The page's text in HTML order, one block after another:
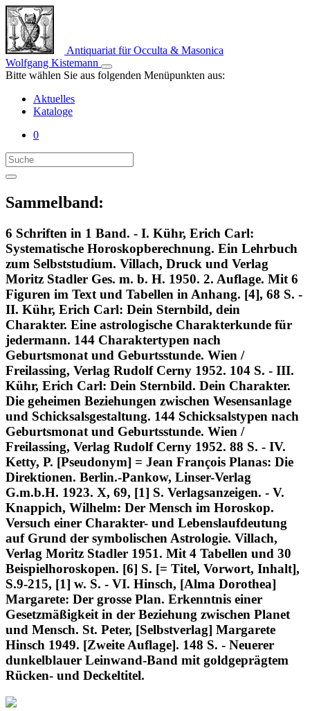
Antiquariat für Occulta & Masonica
Wolfgang Kistemann
Bitte wählen Sie aus folgenden Menüpunkten aus:
Aktuelles
Kataloge
0
Sammelband:
6 Schriften in 1 Band. - I. Kühr, Erich Carl:
Systematische Horoskopberechnung. Ein Lehrbuch
zum Selbststudium. Villach, Druck und Verlag
Moritz Stadler Ges. m. b. H. 1950. 2. Auflage. Mit 6
Figuren im Text und Tabellen in Anhang. [4], 68 S. -
II. Kühr, Erich Carl: Dein Sternbild, dein
Charakter. Eine astrologische Charakterkunde für
jedermann. 144 Charaktertypen nach
Geburtsmonat und Geburtsstunde. Wien /
Freilassing, Verlag Rudolf Cerny 1952. 104 S. - III.
Kühr, Erich Carl: Dein Sternbild. Dein Charakter.
Die geheimen Beziehungen zwischen Wesensanlage
und Schicksalsgestaltung. 144 Schicksalstypen nach
Geburtsmonat und Geburtsstunde. Wien /
Freilassing, Verlag Rudolf Cerny 1952. 88 S. - IV.
Ketty, P. [Pseudonym] = Jean François Planas: Die
Direktionen. Berlin.-Pankow, Linser-Verlag
G.m.b.H. 1923. X, 69, [1] S. Verlagsanzeigen. - V.
Knappich, Wilhelm: Der Mensch im Horoskop.
Versuch einer Charakter- und Lebenslaufdeutung
auf Grund der symbolischen Astrologie. Villach,
Verlag Moritz Stadler 1951. Mit 4 Tabellen und 30
Beispielhoroskopen. [6] S. [= Titel, Vorwort, Inhalt],
S.9-215, [1] w. S. - VI. Hinsch, [Alma Dorothea]
Margarete: Der grosse Plan. Erkenntnis einer
Gesetzmäßigkeit in der Beziehung zwischen Planet
und Mensch. St. Peter, [Selbstverlag] Margarete
Hinsch 1949. [Zweite Auflage]. 148 S. - Neuerer
dunkelblauer Leinwand-Band mit goldgeprägtem
Rücken- und Deckeltitel.